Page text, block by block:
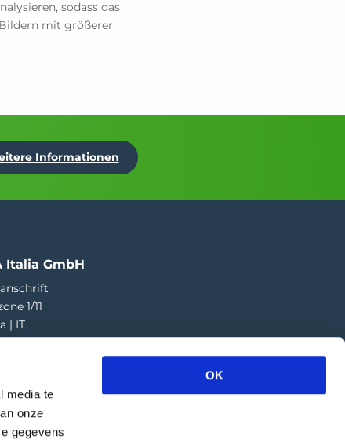
media te
onze
gegevens
OK
sodass das
mit größerer
Informationen
Italia GmbH
1/11
| IT